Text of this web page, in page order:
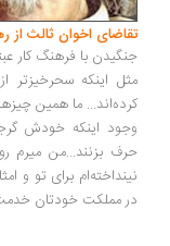
اخوان ثالث از رهبر
با فرهنگ کار عبثی
اینکه سحرخیزتر از ما
ما همین چیزها را
اینکه خودش گرجی
بزنند...من میرم رو
برای تو و امثال تو
مملکت خودتان خدمت کنید